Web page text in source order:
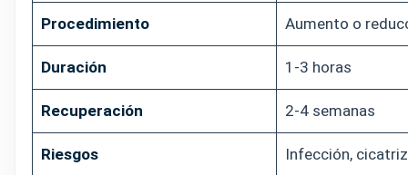
Procedimiento Aumento o
Duración 1-3 horas
Recuperación 2-4 semanas
Riesgos Infección,